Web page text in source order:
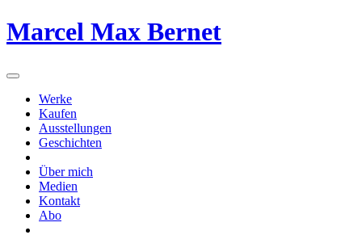
Skip
to
Marcel Max Bernet
Werke
Kaufen
Ausstellungen
Geschichten
Über mich
Medien
Kontakt
Abo